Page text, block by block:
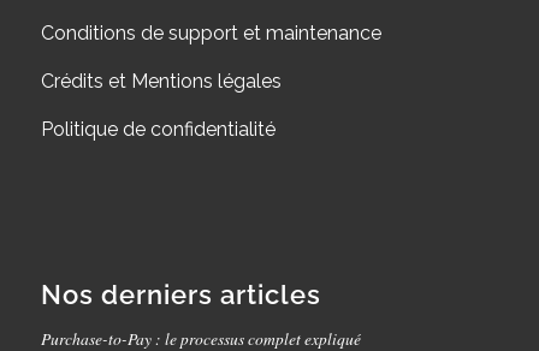
Conditions de support et maintenance
Crédits et Mentions légales
Politique de confidentialité
Nos derniers articles
Purchase-to-Pay : le processus complet expliqué